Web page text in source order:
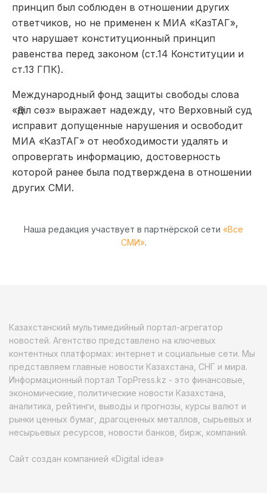
принцип был соблюден в отношении других
ответчиков, но не применен к МИА «КазТАГ»,
что нарушает конституционный принцип
равенства перед законом (ст.14 Конституции и
ст.13 ГПК).
Международный фонд защиты свободы слова
«Әділ сөз» выражает надежду, что Верховный суд
исправит допущенные нарушения и освободит
МИА «КазТАГ» от необходимости удалять и
опровергать информацию, достоверность
которой ранее была подтверждена в отношении
других СМИ.
Наша редакция участвует в партнёрской сети «Все
СМИ».
Казахстанский мультимедийный портал-агрегатор
новостей. Агентство представлено на ключевых
контентных платформах: интернет и социальные сети. Мы
представляем главные новости Казахстана, СНГ и мира.
Информационный портал TopPress.kz - это финансовые,
экономические, политические новости Казахстана,
аналитика, рейтинги, выводы и прогнозы, курсы валют и
рынки ценных бумаг, драгоценных металлов, сырьевых и
несырьевых ресурсов, новости банков, бирж, компаний.
Сайт создан компанией «Digital idea»